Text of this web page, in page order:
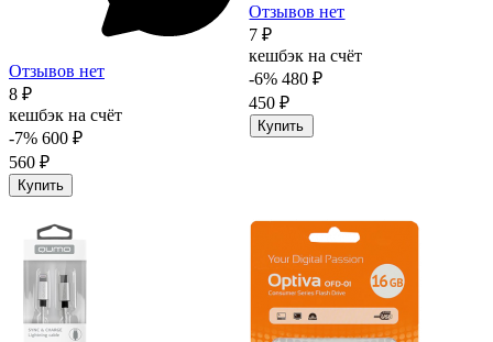
Отзывов нет
8 ₽
кешбэк на счёт
-7% 600 ₽
560 ₽
Купить
Отзывов нет
7 ₽
кешбэк на счёт
-6% 480 ₽
450 ₽
Купить